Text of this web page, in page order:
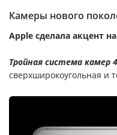
Камеры нового
Apple сделала акцент
Тройная система камер
сверхширокоугольная и